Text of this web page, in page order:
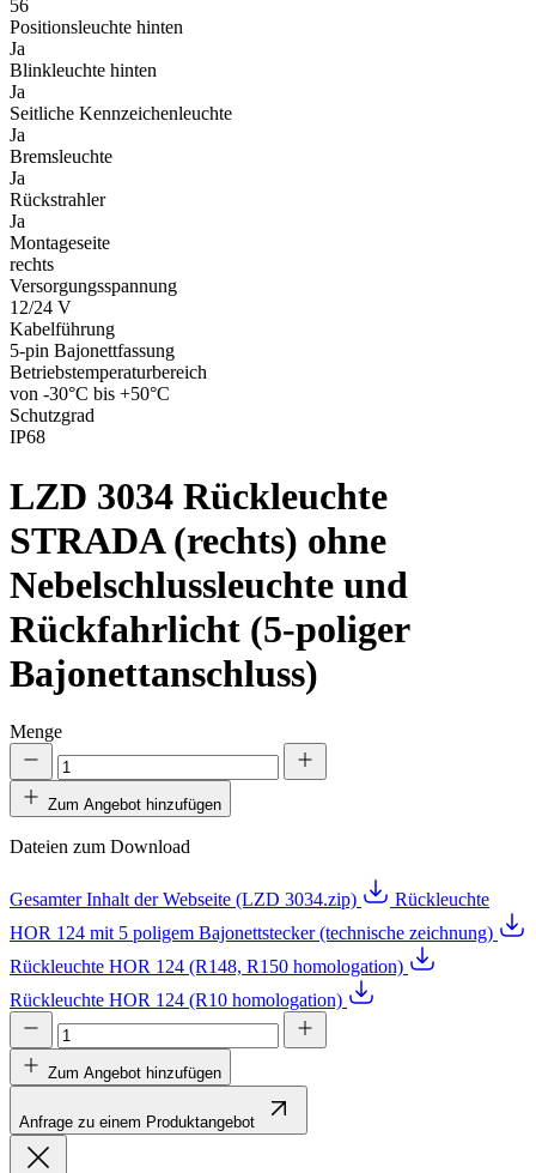
56
Positionsleuchte hinten
Ja
Blinkleuchte hinten
Ja
Seitliche Kennzeichenleuchte
Ja
Bremsleuchte
Ja
Rückstrahler
Ja
Montageseite
rechts
Versorgungsspannung
12/24 V
Kabelführung
5-pin Bajonettfassung
Betriebstemperaturbereich
von -30°C bis +50°C
Schutzgrad
IP68
LZD 3034 Rückleuchte
STRADA (rechts) ohne
Nebelschlussleuchte und
Rückfahrlicht (5-poliger
Bajonettanschluss)
Menge
Zum Angebot hinzufügen
Dateien zum Download
Gesamter Inhalt der Webseite (LZD 3034.zip)
Rückleuchte
HOR 124 mit 5 poligem Bajonettstecker (technische zeichnung)
Rückleuchte HOR 124 (R148, R150 homologation)
Rückleuchte HOR 124 (R10 homologation)
Zum Angebot hinzufügen
Anfrage zu einem Produktangebot